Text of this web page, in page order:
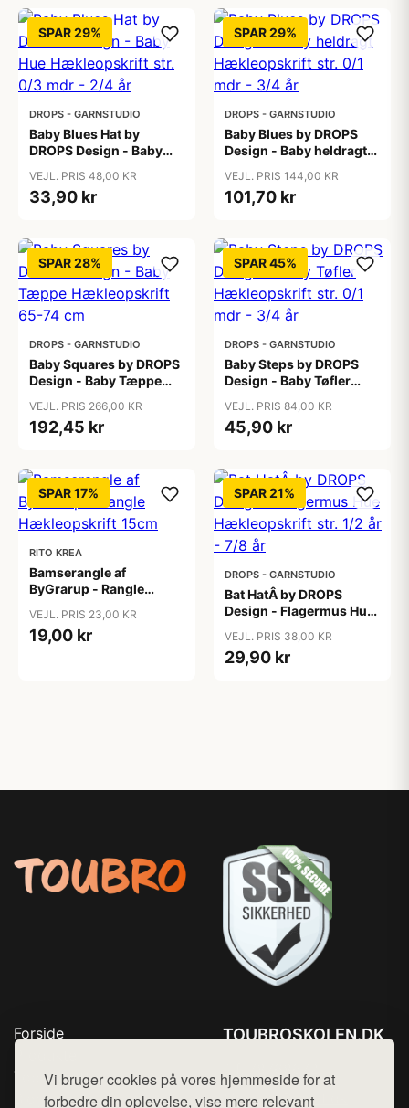
Vi bruger cookies på vores hjemmeside for at
forbedre din oplevelse, vise mere relevant
SPAR 29%
DROPS - GARNSTUDIO
Baby Blues Hat by
DROPS Design - Baby
0/3 mdr - 2/4 år
VEJL. PRIS 48,00 KR
33,90 kr
SPAR 29%
DROPS - GARNSTUDIO
Baby Blues by DROPS
Design - Baby heldragt
mdr - 3/4 år
VEJL. PRIS 144,00 KR
101,70 kr
SPAR 28%
DROPS - GARNSTUDIO
Baby Squares by DROPS
Design - Baby Tæppe
VEJL. PRIS 266,00 KR
192,45 kr
SPAR 45%
DROPS - GARNSTUDIO
Baby Steps by DROPS
Design - Baby Tøfler
mdr - 3/4 år
VEJL. PRIS 84,00 KR
45,90 kr
SPAR 17%
RITO KREA
Bamserangle af
ByGrarup - Rangle
VEJL. PRIS 23,00 KR
19,00 kr
SPAR 21%
DROPS - GARNSTUDIO
Bat HatÂ by DROPS
Design - Flagermus Hue
- 7/8 år
VEJL. PRIS 38,00 KR
29,90 kr
Forside
Top Rabatter
Blog
TOUBROSKOLEN.DK
Mail: hej@want.dk